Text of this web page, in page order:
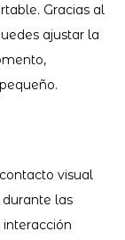
Gracias al
ajustar la
visual
las
interacción